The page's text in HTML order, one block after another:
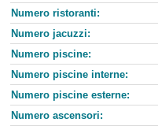
Numero ristoranti:
Numero jacuzzi:
Numero piscine:
Numero piscine interne:
Numero piscine esterne:
Numero ascensori: